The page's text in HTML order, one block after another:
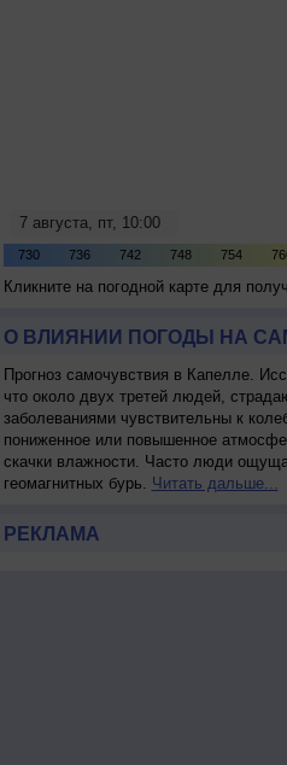
Кликните на погодной карте для
О ВЛИЯНИИ ПОГОДЫ НА
Прогноз самочувствия в Капелле.
что около двух третей людей,
заболеваниями чувствительны к
пониженное или повышенное
скачки влажности. Часто люди
геомагнитных бурь. Читать дальше...
РЕКЛАМА